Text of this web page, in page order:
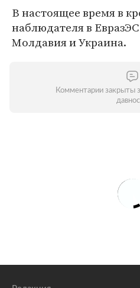
В настоящее время в
наблюдателя в
Молдавия и Украина.
Комментарии закрыты